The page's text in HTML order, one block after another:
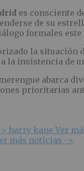
es consciente
de su
formales este
la situación
la insistencia
abarca
prioritarias
harry kane Ver
más noticias ->